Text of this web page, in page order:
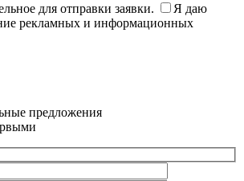
для отправки заявки.
Я даю
рекламных и информационных
предложения